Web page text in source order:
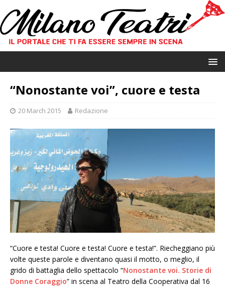
“Nonostante voi”, cuore e testa
20 March 2015 Redazione
“Cuore e testa! Cuore e testa! Cuore e testa!”. Riecheggiano più
volte queste parole e diventano quasi il motto, o meglio, il
grido di battaglia dello spettacolo “Nonostante voi. Storie di
Donne Coraggio” in scena al Teatro della Cooperativa dal 16